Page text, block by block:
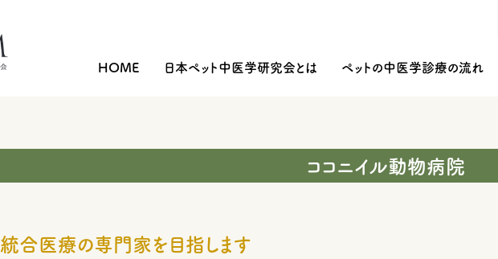
HOME 日本ペット中医学研究会とは ペットの中医学診療の流れ
ココニイル動物病院
統合医療の専門家を目指します